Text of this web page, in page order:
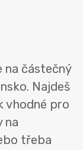
na částečný
Najdeš
vhodné pro
na
třeba